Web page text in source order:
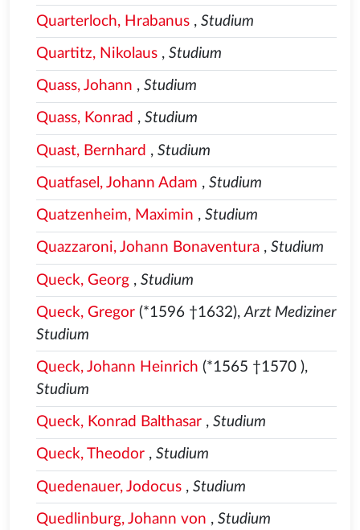
Quarterloch, Hrabanus, Studium
Quartitz, Nikolaus, Studium
Quass, Johann , Studium
Quass, Konrad , Studium
Quast, Bernhard , Studium
Quatfasel, Johann Adam , Studium
Quatzenheim, Maximin , Studium
Quazzaroni, Johann Bonaventura, Studium
Queck, Georg, Studium
Queck, Gregor(*1596 †1632), Arzt Mediziner
Studium
Queck, Johann Heinrich (*1565 †1570 ),
Studium
Queck, Konrad Balthasar, Studium
Queck, Theodor, Studium
Quedenauer, Jodocus, Studium
Quedlinburg, Johann von , Studium